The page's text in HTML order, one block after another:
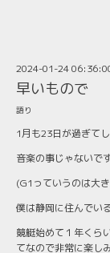
2024-01-24
早いもので
語り
1月も23日が過ぎて
音楽の事じゃないで
(G1っていうのは大
僕は静岡に住んでい
競艇始めて１年くら
てなので非常に楽し